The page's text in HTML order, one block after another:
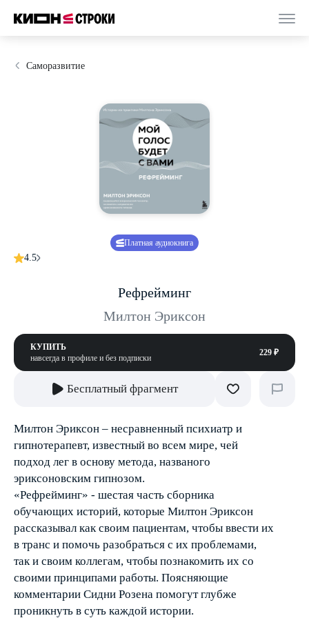
Саморазвитие
Платная аудиокнига
4.5
Рефрейминг
Милтон Эриксон
КУПИТЬ
навсегда в профиле и без подписки
229 ₽
Бесплатный фрагмент
Милтон Эриксон – несравненный психиатр и
гипнотерапевт, известный во всем мире, чей
подход лег в основу метода, названого
эриксоновским гипнозом.
«Рефрейминг» - шестая часть сборника
обучающих историй, которые Милтон Эриксон
рассказывал как своим пациентам, чтобы ввести их
в транс и помочь разобраться с их проблемами,
так и своим коллегам, чтобы познакомить их со
своими принципами работы. Поясняющие
комментарии Сидни Розена помогут глубже
проникнуть в суть каждой истории.